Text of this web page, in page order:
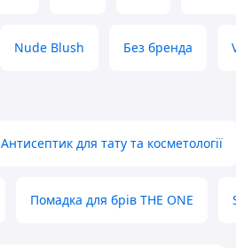
Nude Blush Без бренда
Антисептик для тату та косметології
Помадка для брів THE ONE